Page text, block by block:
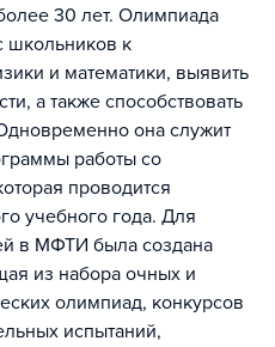
30 лет. Олимпиада
школьников к
и математики, выявить
а также способствовать
она служит
работы со
проводится
учебного года. Для
в МФТИ была создана
из набора очных и
олимпиад, конкурсов
испытаний,